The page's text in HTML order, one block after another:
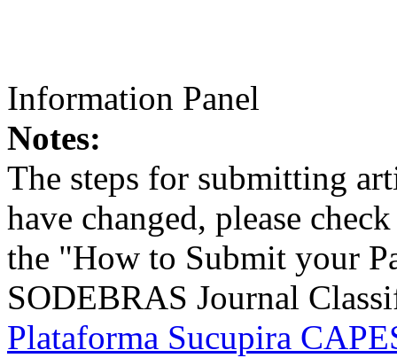
Information Panel
Notes:
The steps for submitting
have changed, please
the "How to Submit your
SODEBRAS Journal
Plataforma Sucupira